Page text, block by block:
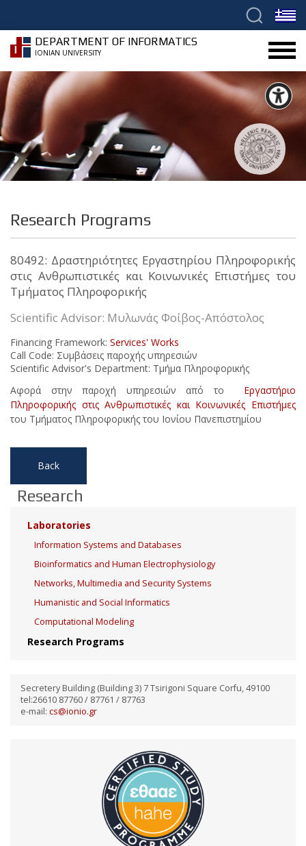
DEPARTMENT OF INFORMATICS
IONIAN UNIVERSITY
Research Programs
80492: Δραστηριότητες Εργαστηρίου Πληροφορικής
στις Ανθρωπιστικές και Κοινωνικές Επιστήμες του
Τμήματος Πληροφορικής
Scientific Advisor: Μυλωνάς Φοίβος-Απόστολος
Financing Framework: Services' Works
Call Code: Συμβάσεις παροχής υπηρεσιών
Scientific Advisor's Department: Τμήμα Πληροφορικής
Αφορά στην παροχή υπηρεσιών από το Εργαστήριο
Πληροφορικής στις Ανθρωπιστικές και Κοινωνικές Επιστήμες
του Τμήματος Πληροφορικής του Ιονίου Πανεπιστημίου
Back
Research
Laboratories
Information Systems and Databases
Bioinformatics and Human Electrophysiology
Networks, Multimedia and Security Systems
Humanistic and Social Informatics
Computational Modeling
Research Programs
Secretery Building (Building 3) 7 Tsirigoni Square Corfu, 49100
tel:26610 87760 / 87761 / 87763
e-mail: cs@ionio.gr